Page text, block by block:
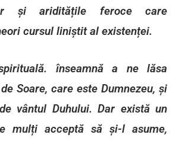
și ariditățile feroce care
cursul liniștit al existenței.
înseamnă a ne lăsa
Soare, care este Dumnezeu, și
vântul Duhului. Dar există un
mulți acceptă să și-l asume,